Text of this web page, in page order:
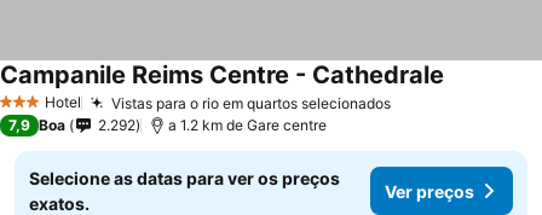
3 EstrelasHotel Vistas para o rio em quartos selecionados
Campanile Reims Centre - Cathedrale
7,9 Boa 2.292 a 1.2 km de Gare centre
Selecione as datas para ver os preços
exatos.
Ver preços